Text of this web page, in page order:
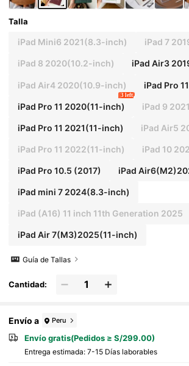
a lápiz incorporadas en los marcos.
Talla
iPad Mini6 2021(8.3-inch) iPad 7
iPad 8 2020(10.2-inch) iPad Air3
iPad Air4 2020(10.9-inch) iPad Pro
iPad Pro 11 2020(11-inch)
3 left
iPad 9
iPad Pro 11 2021(11-inch) iPad Air5
iPad Pro 11 2022(11-inch) iPad 10
iPad Pro 10.5 (2017) iPad
iPad mini 7 2024(8.3-inch)
iPad (A16) 11 inch 11th Generation 2025
iPad Air 7(M3)2025(11-inch)
Guía de Tallas
Cantidad:
Envío a Peru
Envío gratis(Pedidos ≥ S/299.00)
Entrega estimada: 7-15 Días laborables